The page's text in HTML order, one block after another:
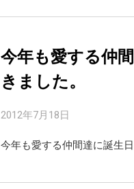
今年も愛する仲
きました。
2012年7月18日
今年も愛する仲間達に誕生